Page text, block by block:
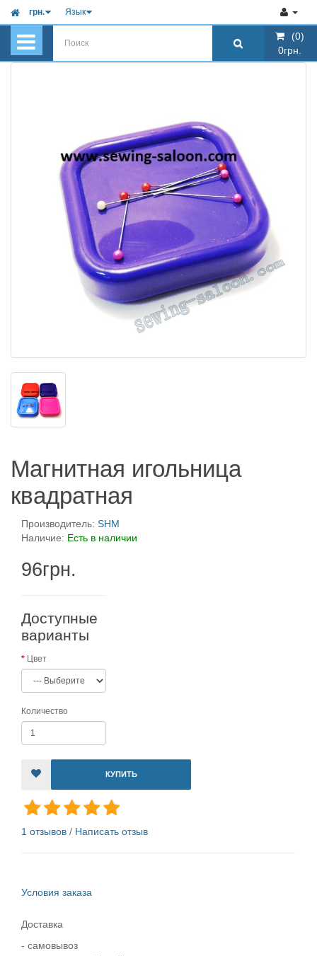
грн. Язык
(0)
0грн.
Магнитная игольница
квадратная
Производитель: SHM
Наличие: Есть в наличии
96грн.
Доступные
варианты
Цвет
Количество
КУПИТЬ
1 отзывов / Написать отзыв
Условия заказа
Доставка
- самовывоз